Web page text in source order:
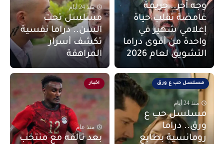
وجه آخر.. جريمة
غامضة تقلب حياة
إعلامي شهير في
واحدة من أقوى دراما
التشويق لعام 2026
منذ 24 أيام
مسلسل تحت
السن.. دراما نفسية
تكشف أسرار
المراهقة
مسلسل حب ع ورق
منذ 24 أيام
مسلسل حب ع
ورق.. دراما
رومانسية بطابع
اخبار
منذ عام
بعد تألقه مع منتخب